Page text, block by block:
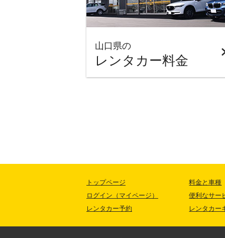
山口県の
レンタカー料金
トップページ
ログイン（マイページ）
レンタカー予約
料金と車種
便利なサー
レンタカー